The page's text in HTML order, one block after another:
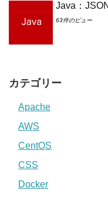
Java：
63件のビュー
カテゴリー
Apache
AWS
CentOS
CSS
Docker